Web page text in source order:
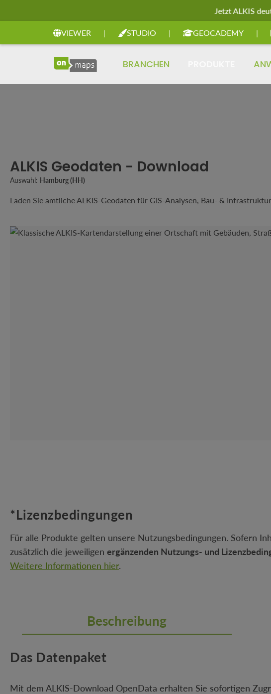
Jetzt ALKIS
VIEWER | STUDIO | GEOCADEMY |
BRANCHEN
ALKIS Geodaten - Download
Auswahl: Hamburg (HH)
Laden Sie amtliche ALKIS-Geodaten für GIS-Analysen, Bau- &
Bildergalerie überspringen
*Lizenzbedingungen
Für alle Produkte gelten unsere Nutzungsbedingungen. Sofern
zusätzlich die jeweiligen ergänzenden Nutzungs- und
Weitere Informationen hier.
Beschreibung
Das Datenpaket
Mit dem ALKIS-Download OpenData erhalten Sie sofortigen